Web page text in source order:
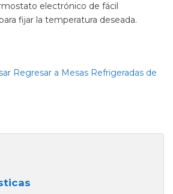
electrónico de fácil
fijar la temperatura deseada.
Regresar a Mesas Refrigeradas de